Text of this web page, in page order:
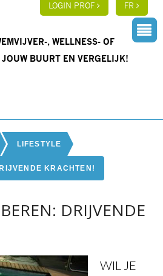
LOGIN PROF FR
, WELLNESS- OF
BUURT EN VERGELIJK!
LIFESTYLE
KRACHTEN!
DRIJVENDE
WIL JE